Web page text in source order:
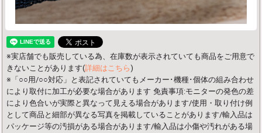
※実店舗でも販売している為、在庫数が表示されていても商品をご用意で
きないことがあります(詳細はこちら)
※「○○用/○○対応」と表記されていてもメーカー･機種･個体の組み合わせ
により取付に加工が必要な場合があります 免責事項:モニターの発色の差
により色合いが実際と異なって見える場合があります/使用・取り付け例
として商品と細部が異なる写真を掲載していることがあります/輸入品は
パッケージ等の汚損がある場合があります/輸入品は小傷や汚れがある場